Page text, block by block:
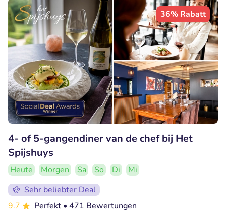
36% Rabatt
4- of 5-gangendiner van de chef bij Het
Spijshuys
Heute Morgen Sa So Di
Mi
Sehr beliebter Deal
9.7
Perfekt • 471 Bewertungen